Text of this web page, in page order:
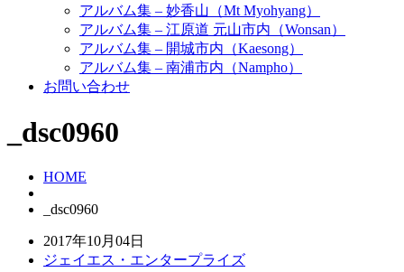
アルバム集 – 妙香山（Mt Myohyang）
アルバム集 – 江原道 元山市内（Wonsan）
アルバム集 – 開城市内（Kaesong）
アルバム集 – 南浦市内（Nampho）
お問い合わせ
_dsc0960
HOME
_dsc0960
2017年10月04日
ジェイエス・エンタープライズ